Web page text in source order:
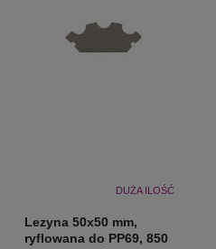
DUŻA ILOŚĆ
Lezyna 50x50 mm,
ryflowana do PP69, 850